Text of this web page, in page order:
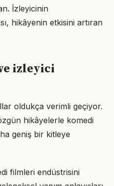
İzleyicinin
hikâyenin etkisini artıran
izleyici
oldukça verimli geçiyor.
hikâyelerle komedi
geniş bir kitleye
filmleri endüstrisini